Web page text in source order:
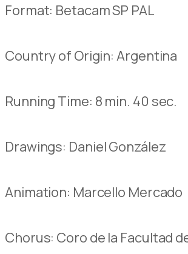
Format: Betacam SP PAL
Country of Origin:Argentina
Running Time: 8 min. 40 sec.
Drawings: DanielGonzález
Animation: Marcello Mercado
Chorus: Coro de la Facultad